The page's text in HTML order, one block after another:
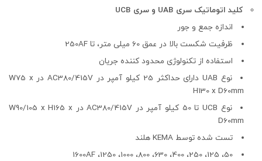
کلید اتوماتیک سری UAB و سری UCB
اندازه جمع و جور
ظرفیت شکست بالا در عمق 60 میلی متر، تا 250AF
استفاده از تکنولوژی محدود کننده جریان
نوع UAB دارای حداکثر 25 کیلو آمپر در AC380/415V در W75 x
H130 x D60mm
نوع UCB تا 50 کیلو آمپر در AC380/415V در W90/105 x H165 x
D60mm
تست شده توسط KEMA هلند
50، 125، 250، 400، 630، 800، 1000، 1250، 1600AF